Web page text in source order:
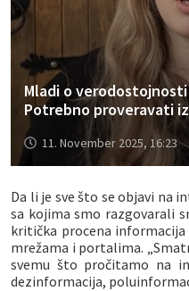
Mladi o
Potrebno proveravati
11. November 2025, 16:23
Da li je sve što se objavi na
sa kojima smo razgovarali
kritička procena
mrežama i portalima.
svemu što pročitamo na
dezinformacija,